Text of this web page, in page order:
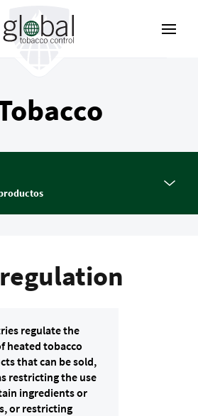
regulate the
heated tobacco
that can be sold,
restricting the use
ingredients or
or restricting